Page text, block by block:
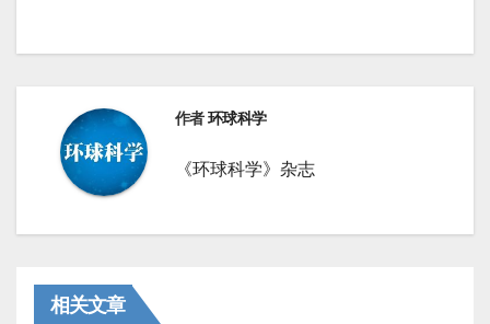
航
作者环球科学
《环球科学》杂志
相关文章